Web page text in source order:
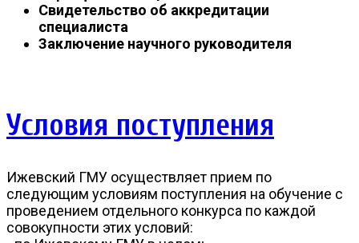
Свидетельство об аккредитации
специалиста
Заключение научного руководителя
Условия поступления
Ижевский ГМУ осуществляет прием по
следующим условиям поступления на обучение с
проведением отдельного конкурса по каждой
совокупности этих условий: